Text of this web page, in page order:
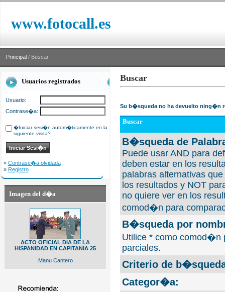
www.fotocall.es
Principal / Buscar
Usuarios registrados
Usuario:
Contrase�a:
�Iniciar sesi�n autom�ticamente en la
siguiente visita?
» Contrase�a olvidada
» Registro
Imagen del d�a
ACTO OFICIAL DIA DE LA
HISPANIDAD EN CAPITANIA 25
Manu Cantero
Buscar
Su b�squeda no ha devuelto ning�n
Buscar
B�squeda de
Puede usar AND para
deben estar en los
palabras alternativas
los resultados y NOT
no quiere ver en los
comod�n para
B�squeda por
Utilice * como comod�n
parciales.
Criterio de
Categor�a: